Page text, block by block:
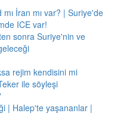
İran mı var? | Suriye'de
ICE var!
sonra Suriye'nin ve
rejim kendisini mi
ile söyleşi
| Halep'te yaşananlar |